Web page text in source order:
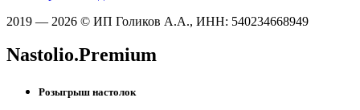
2019 — 2026 © ИП Голиков А.А., ИНН: 540234668949
Nastolio.Premium
Розыгрыш настолок